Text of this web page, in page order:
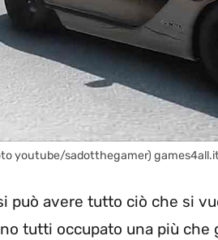
youtube/sadotthegamer)
può avere tutto ciò che si
tutti occupato una più che